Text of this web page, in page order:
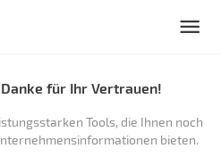
für Ihr Vertrauen!
Tools, die Ihnen noch
bieten.